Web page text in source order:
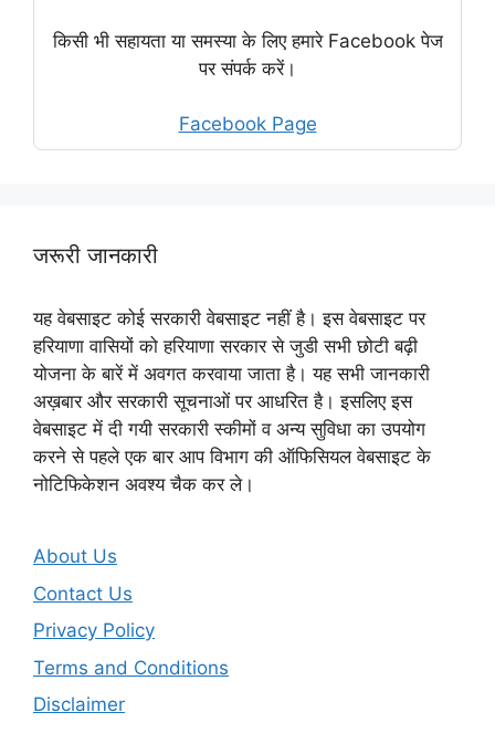
किसी भी सहायता या समस्या के लिए हमारे Facebook पेज
पर संपर्क करें।
Facebook Page
जरूरी जानकारी
यह वेबसाइट कोई सरकारी वेबसाइट नहीं है। इस वेबसाइट पर
हरियाणा वासियों को हरियाणा सरकार से जुडी सभी छोटी बढ़ी
योजना के बारें में अवगत करवाया जाता है। यह सभी जानकारी
अख़बार और सरकारी सूचनाओं पर आधरित है। इसलिए इस
वेबसाइट में दी गयी सरकारी स्कीमों व अन्य सुविधा का उपयोग
करने से पहले एक बार आप विभाग की ऑफिसियल वेबसाइट के
नोटिफिकेशन अवश्य चैक कर ले।
About Us
Contact Us
Privacy Policy
Terms and Conditions
Disclaimer